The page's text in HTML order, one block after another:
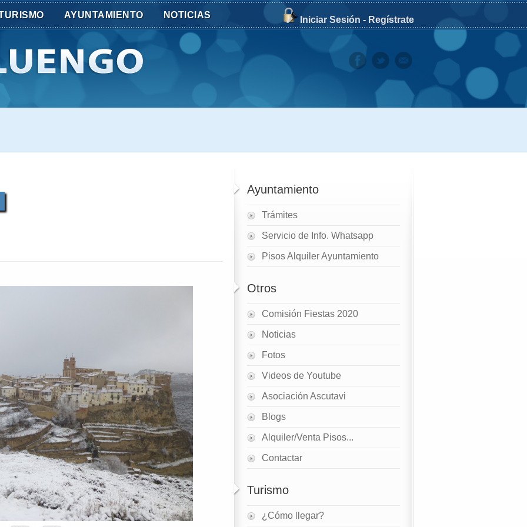
AYUNTAMIENTO NOTICIAS Iniciar Sesión - Regístrate
Ayuntamiento
Trámites
Servicio de Info. Whatsapp
Pisos Alquiler Ayuntamiento
Otros
Comisión Fiestas 2020
Noticias
Fotos
Videos de Youtube
Asociación Ascutavi
Blogs
Alquiler/Venta Pisos...
Contactar
Turismo
¿Cómo llegar?